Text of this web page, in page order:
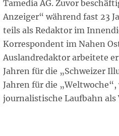
Tamedia AG. Zuvor
Anzeiger“ während fast 23
teils als Redaktor im
Korrespondent im Nahen
Auslandredaktor arbeitete
Jahren für die „Schweizer
Jahren für die „Weltwoche“,
journalistische Laufbahn als